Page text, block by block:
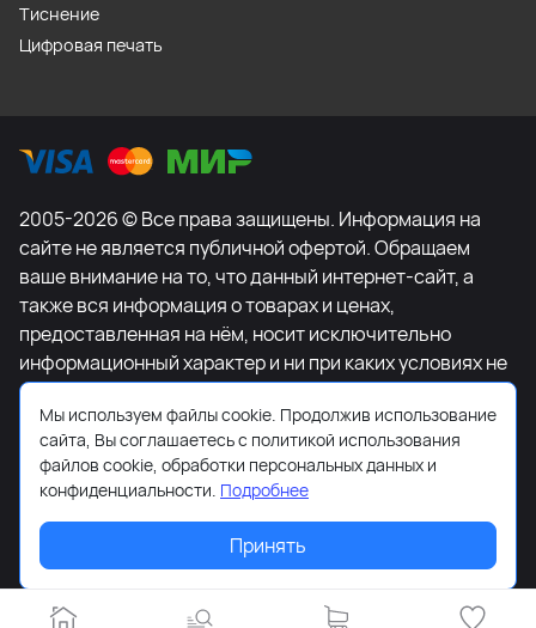
Тиснение
Цифровая печать
2005-2026 © Все права защищены. Информация на
сайте не является публичной офертой. Обращаем
ваше внимание на то, что данный интернет-сайт, а
также вся информация о товарах и ценах,
предоставленная на нём, носит исключительно
информационный характер и ни при каких условиях не
является публичной офертой, определяемой
положениями Статьи 437 Гражданского кодекса
Российской Федерации. Для получения подробной
информации о наличии и стоимости указанных
товаров и (или) услуг, пожалуйста, обращайтесь к
менеджеру сайта с помощью специальной формы
связи или по телефону +7-495-627-77-11.
Мы используем файлы cookie. Продолжив использование
сайта, Вы соглашаетесь с политикой использования
файлов cookie, обработки персональных данных и
конфиденциальности. Подробнее
Принять